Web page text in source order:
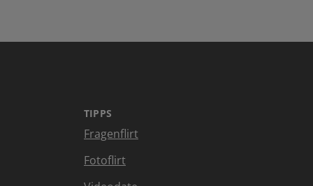
TIPPS
Fragenflirt
Fotoflirt